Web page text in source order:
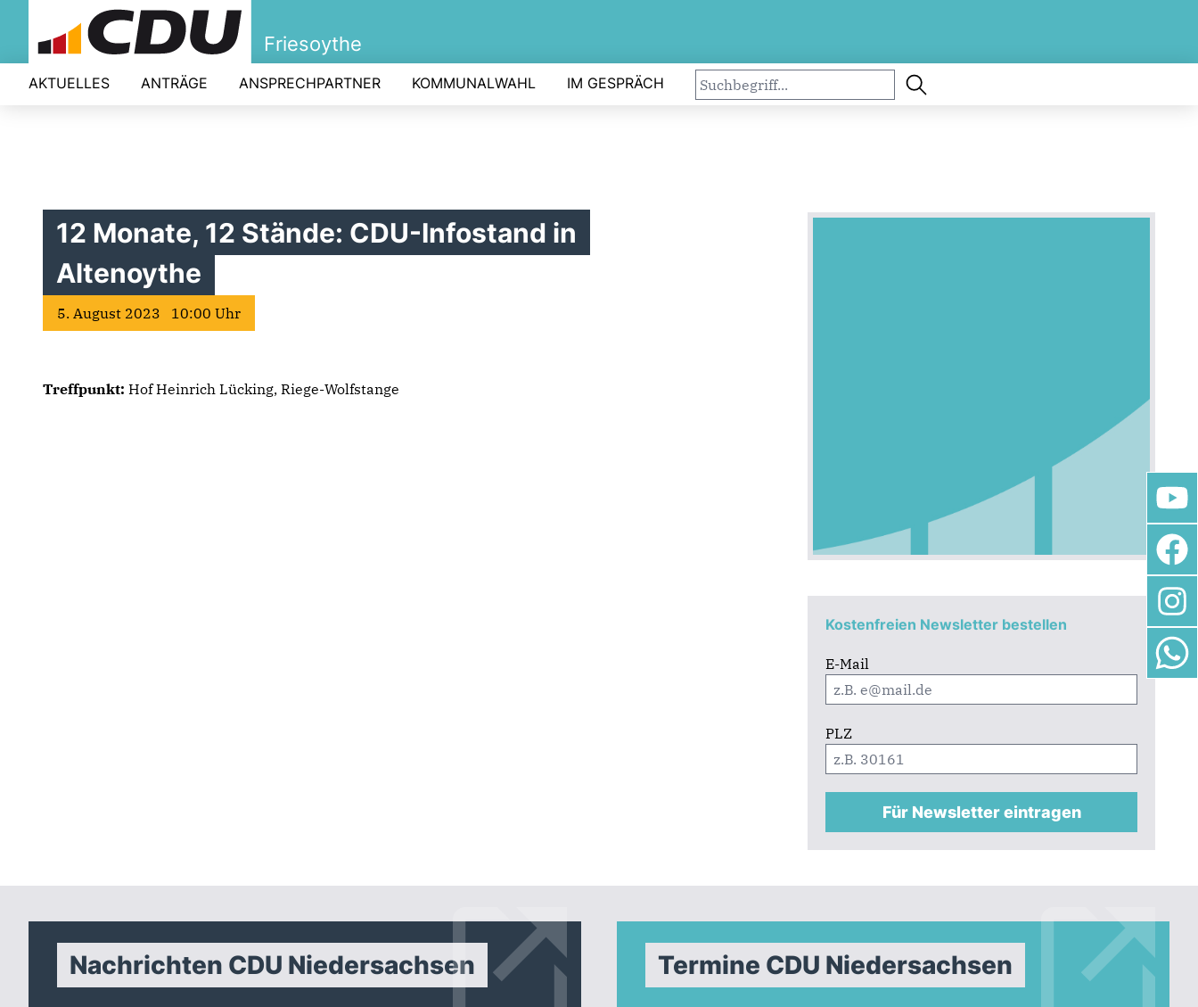
Friesoythe
AKTUELLES ANTRÄGE ANSPRECHPARTNER KOMMUNALWAHL IM GESPRÄCH
Kostenfreien Newsletter bestellen
E-Mail
PLZ
Für Newsletter eintragen
12 Monate, 12 Stände: CDU-Infostand in
Altenoythe
5. August 2023 10:00 Uhr
Treffpunkt: Hof Heinrich Lücking, Riege-Wolfstange
Nachrichten CDU Niedersachsen Termine CDU Niedersachsen